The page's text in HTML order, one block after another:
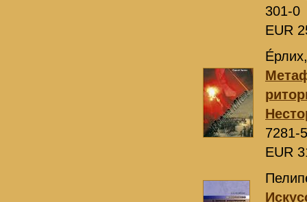
301-0
EUR
7281-5
EUR